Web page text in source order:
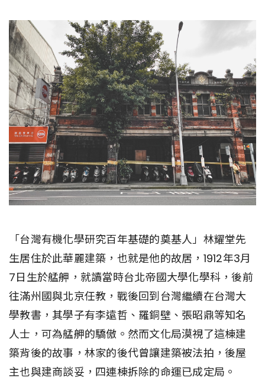
「台灣有機化學研究百年基礎的奠基人」林耀堂先
生居住於此華麗建築，也就是他的故居，1912年3月
7日生於艋舺，就讀當時台北帝國大學化學科，後前
往滿州國與北京任教，戰後回到台灣繼續在台灣大
學教書，其學子有李遠哲、羅銅壁、張昭鼎等知名
人士，可為艋舺的驕傲。然而文化局漠視了這棟建
築背後的故事，林家的後代曾讓建築被法拍，後屋
主也與建商談妥，四連棟拆除的命運已成定局。